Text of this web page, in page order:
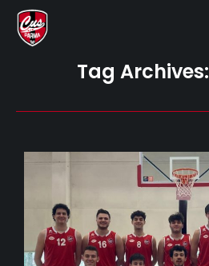
Tag Archives: